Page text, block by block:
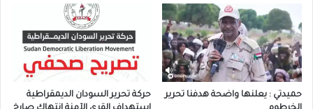
حميدتي : يعلنها واضحة هدفنا تحرير
حركة تحرير السودان الديمقراطية